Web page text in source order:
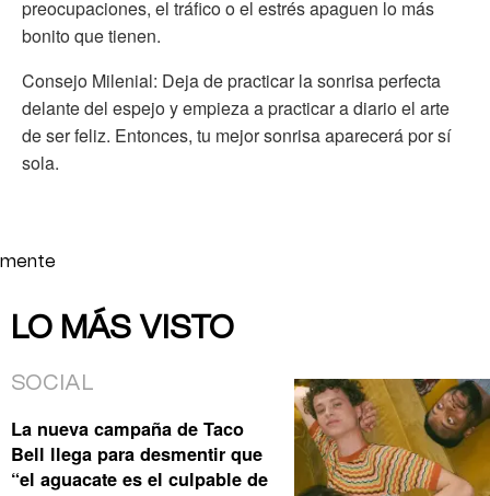
preocupaciones, el tráfico o el estrés apaguen lo más
bonito que tienen.
Consejo Milenial: Deja de practicar la sonrisa perfecta
delante del espejo y empieza a practicar a diario el arte
de ser feliz. Entonces, tu mejor sonrisa aparecerá por sí
sola.
mente
LO MÁS VISTO
SOCIAL
La nueva campaña de Taco
Bell llega para desmentir que
“el aguacate es el culpable de